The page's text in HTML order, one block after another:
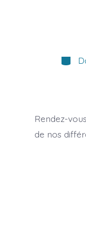
Rendez-
de nos